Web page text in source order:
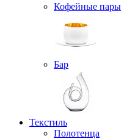
Кофейные пары
Бар
Текстиль
Полотенца